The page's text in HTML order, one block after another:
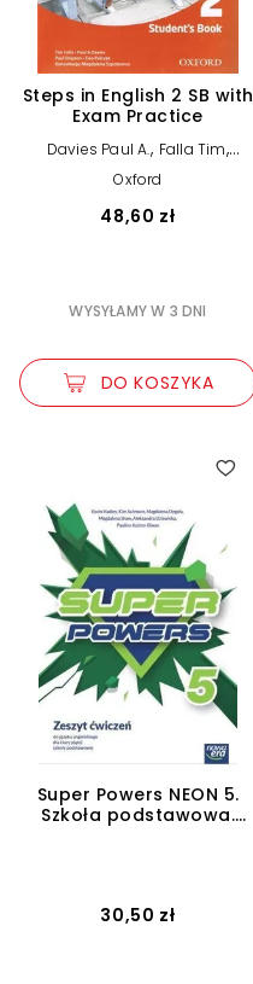
Steps in English 2 SB with
Exam Practice
Davies Paul A., Falla Tim,
Palczak Ewa , Shipton Paul
Oxford
48,60 zł
WYSYŁAMY W 3 DNI
DO KOSZYKA
Super Powers NEON 5.
Szkoła podstawowa.
30,50 zł